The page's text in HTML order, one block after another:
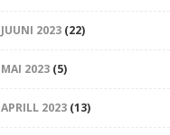
JUUNI 2023(22)
MAI 2023(5)
APRILL 2023(13)